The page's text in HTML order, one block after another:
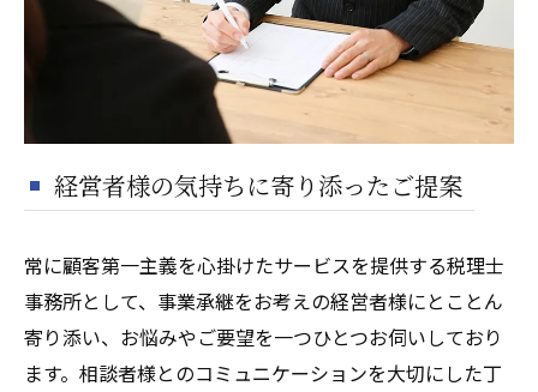
経営者様の気持ちに寄り添ったご提案
常に顧客第一主義を心掛けたサービスを提供する税理士
事務所として、事業承継をお考えの経営者様にとことん
寄り添い、お悩みやご要望を一つひとつお伺いしており
ます。相談者様とのコミュニケーションを大切にした丁